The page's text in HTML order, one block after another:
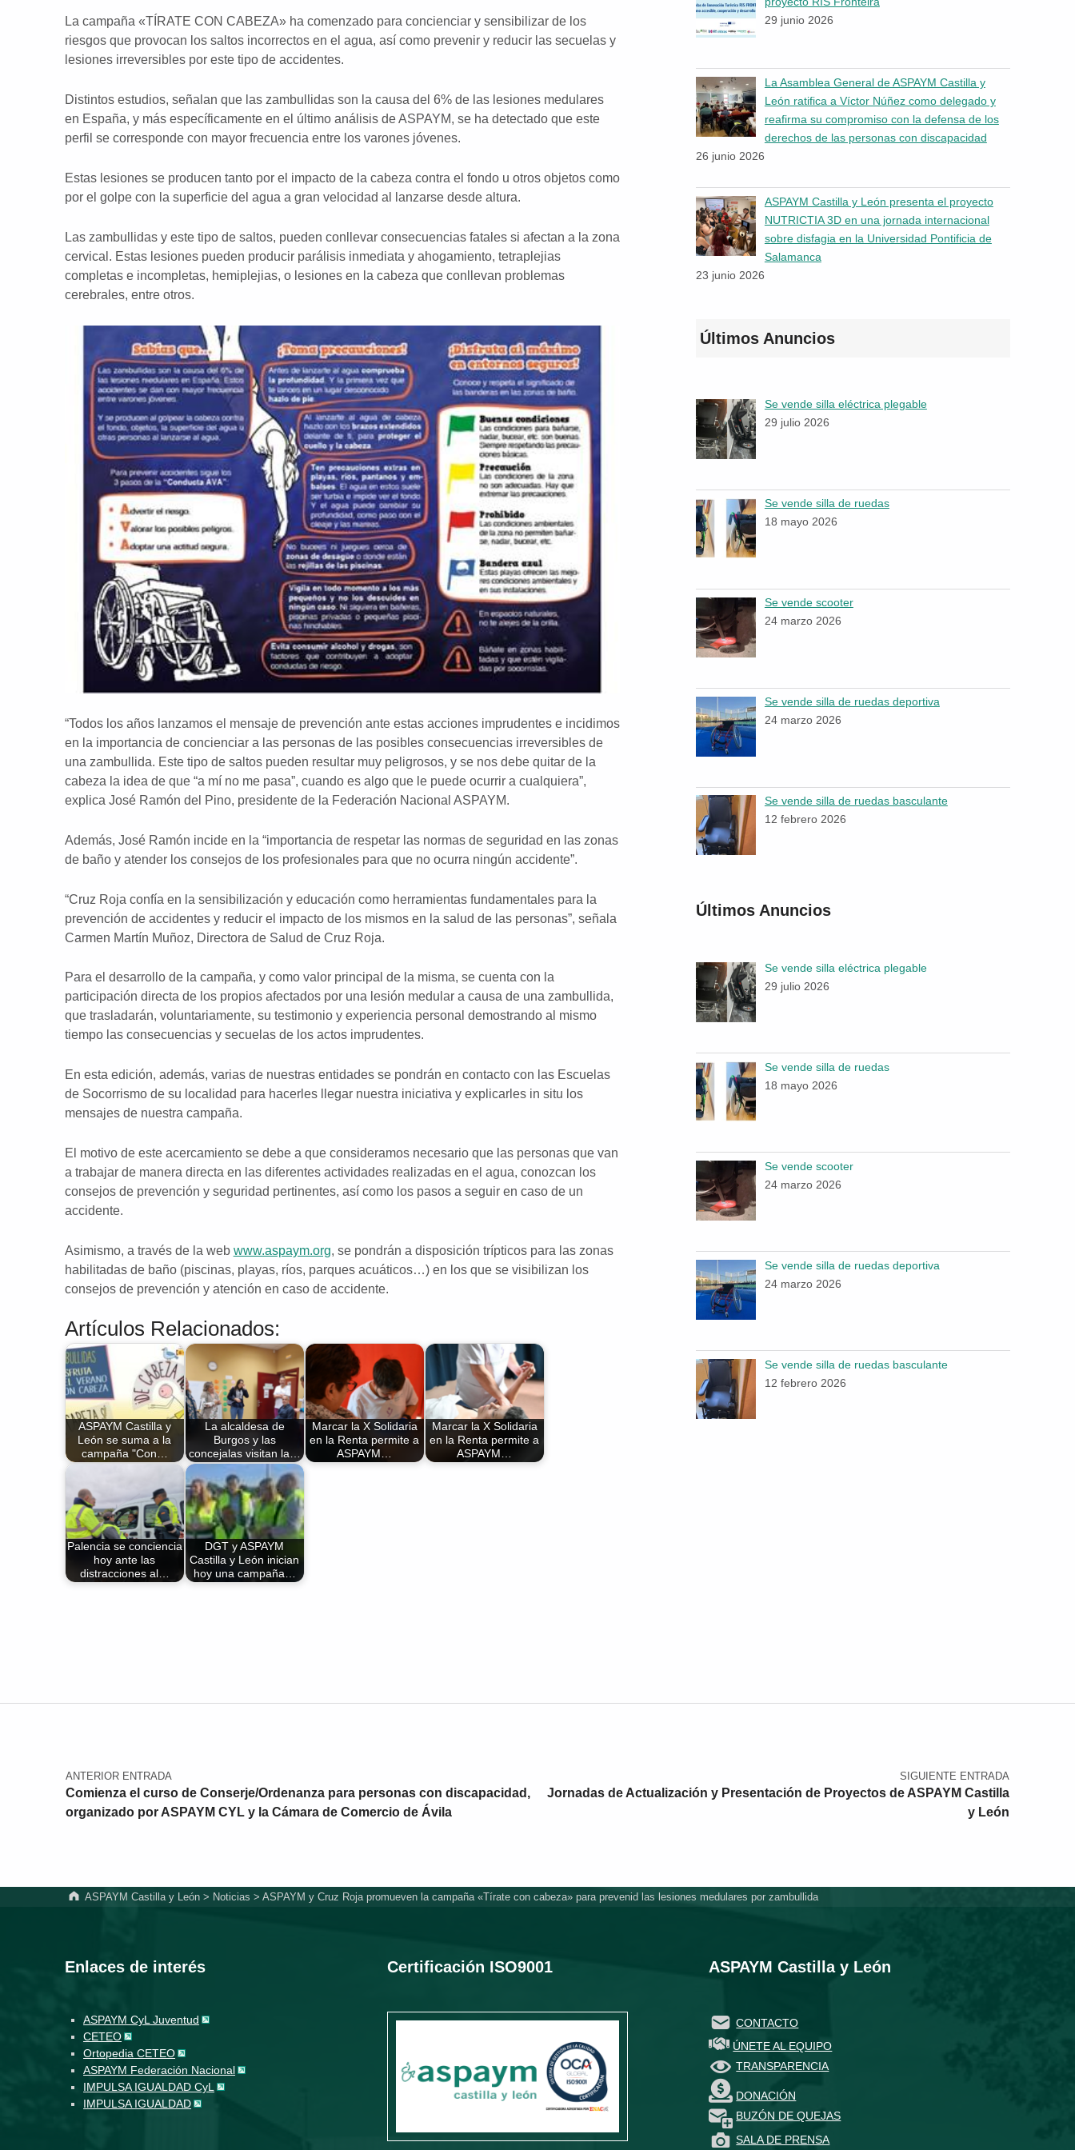
La campaña «TÍRATE CON CABEZA» ha comenzado para concienciar y sensibilizar de los
riesgos que provocan los saltos incorrectos en el agua, así como prevenir y reducir las secuelas y
lesiones irreversibles por este tipo de accidentes.
Distintos estudios, señalan que las zambullidas son la causa del 6% de las lesiones medulares
en España, y más específicamente en el último análisis de ASPAYM, se ha detectado que este
perfil se corresponde con mayor frecuencia entre los varones jóvenes.
Estas lesiones se producen tanto por el impacto de la cabeza contra el fondo u otros objetos como
por el golpe con la superficie del agua a gran velocidad al lanzarse desde altura.
Las zambullidas y este tipo de saltos, pueden conllevar consecuencias fatales si afectan a la zona
cervical. Estas lesiones pueden producir parálisis inmediata y ahogamiento, tetraplejias
completas e incompletas, hemiplejias, o lesiones en la cabeza que conllevan problemas
cerebrales, entre otros.
“Todos los años lanzamos el mensaje de prevención ante estas acciones imprudentes e incidimos
en la importancia de concienciar a las personas de las posibles consecuencias irreversibles de
una zambullida. Este tipo de saltos pueden resultar muy peligrosos, y se nos debe quitar de la
cabeza la idea de que “a mí no me pasa”, cuando es algo que le puede ocurrir a cualquiera”,
explica José Ramón del Pino, presidente de la Federación Nacional ASPAYM.
Además, José Ramón incide en la “importancia de respetar las normas de seguridad en las zonas
de baño y atender los consejos de los profesionales para que no ocurra ningún accidente”.
“Cruz Roja confía en la sensibilización y educación como herramientas fundamentales para la
prevención de accidentes y reducir el impacto de los mismos en la salud de las personas”, señala
Carmen Martín Muñoz, Directora de Salud de Cruz Roja.
Para el desarrollo de la campaña, y como valor principal de la misma, se cuenta con la
participación directa de los propios afectados por una lesión medular a causa de una zambullida,
que trasladarán, voluntariamente, su testimonio y experiencia personal demostrando al mismo
tiempo las consecuencias y secuelas de los actos imprudentes.
En esta edición, además, varias de nuestras entidades se pondrán en contacto con las Escuelas
de Socorrismo de su localidad para hacerles llegar nuestra iniciativa y explicarles in situ los
mensajes de nuestra campaña.
El motivo de este acercamiento se debe a que consideramos necesario que las personas que van
a trabajar de manera directa en las diferentes actividades realizadas en el agua, conozcan los
consejos de prevención y seguridad pertinentes, así como los pasos a seguir en caso de un
accidente.
Asimismo, a través de la web www.aspaym.org, se pondrán a disposición trípticos para las zonas
habilitadas de baño (piscinas, playas, ríos, parques acuáticos…) en los que se visibilizan los
consejos de prevención y atención en caso de accidente.
Artículos Relacionados:
ASPAYM Castilla y
León se suma a la
campaña "Con…
La alcaldesa de
Burgos y las
concejalas visitan la…
Marcar la X Solidaria
en la Renta permite a
ASPAYM…
Marcar la X Solidaria
en la Renta permite a
ASPAYM…
Palencia se conciencia
hoy ante las
distracciones al…
DGT y ASPAYM
Castilla y León inician
hoy una campaña…
29 junio 2026
La Asamblea General de ASPAYM Castilla y
León ratifica a Víctor Núñez como delegado y
reafirma su compromiso con la defensa de los
derechos de las personas con discapacidad
26 junio 2026
ASPAYM Castilla y León presenta el proyecto
NUTRICTIA 3D en una jornada internacional
sobre disfagia en la Universidad Pontificia de
Salamanca
23 junio 2026
Últimos Anuncios
Se vende silla eléctrica plegable
29 julio 2026
Se vende silla de ruedas
18 mayo 2026
Se vende scooter
24 marzo 2026
Se vende silla de ruedas deportiva
24 marzo 2026
Se vende silla de ruedas basculante
12 febrero 2026
Últimos Anuncios
Se vende silla eléctrica plegable
29 julio 2026
Se vende silla de ruedas
18 mayo 2026
Se vende scooter
24 marzo 2026
Se vende silla de ruedas deportiva
24 marzo 2026
Se vende silla de ruedas basculante
12 febrero 2026
Navegación de entradas
ANTERIOR ENTRADA
Comienza el curso de Conserje/Ordenanza para personas con discapacidad,
organizado por ASPAYM CYL y la Cámara de Comercio de Ávila
SIGUIENTE ENTRADA
Jornadas de Actualización y Presentación de Proyectos de ASPAYM Castilla
y León
ASPAYM Castilla y León> Noticias > ASPAYM y Cruz Roja promueven la campaña «Tírate con cabeza» para prevenid las lesiones medulares por zambullida
Enlaces de interés
ASPAYM CyL Juventud
CETEO
Ortopedia CETEO
ASPAYM Federación Nacional
IMPULSA IGUALDAD CyL
IMPULSA IGUALDAD
Certificación ISO9001 ASPAYM Castilla y León
CONTACTO
ÚNETE AL EQUIPO
TRANSPARENCIA
DONACIÓN
BUZÓN DE QUEJAS
SALA DE PRENSA